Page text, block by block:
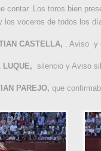
contar. Los toros bien
los voceros de todos los
CASTELLA, . Aviso y
LUQUE, silencio y Aviso
PAREJO, que